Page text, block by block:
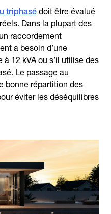
triphasé doit être évalué
Dans la plupart des
raccordement
a besoin d’une
12 kVA ou s’il utilise des
Le passage au
bonne répartition des
éviter les déséquilibres